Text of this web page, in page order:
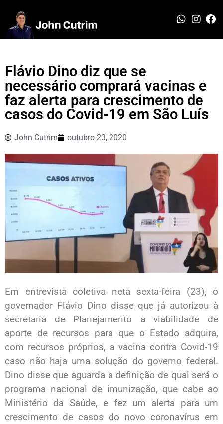
Flávio Dino diz que se
necessário comprará vacinas e
faz alerta para crescimento de
casos do Covid-19 em São Luís
John Cutrim outubro 23, 2020
Em entrevista coletiva neta sexta-feira (23), o
governador Flávio Dino disse que já autorizou à
secretaria de Planejamento a viabilidade de
aporte de recursos para que o Estado adquira,
com recursos próprios, a vacina contra Covid-19
caso não haja uma solução do governo federal.
Dino disse que aguarda a definição de qual será o
programa nacional de imunização, que cabe ao
Ministério da Saúde, e fez um alerta para um
crescimento de casos do novo coronavírus em